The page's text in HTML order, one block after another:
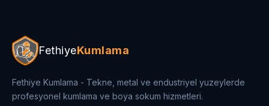
FethiyeKumlama
Fethiye Kumlama - Tekne, metal ve endustriyel yuzeylerde
profesyonel kumlama ve boya sokum hizmetleri.